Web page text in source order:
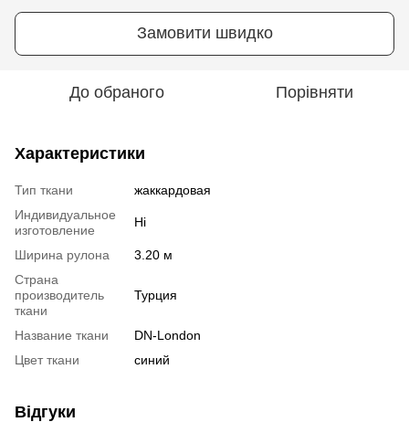
Замовити швидко
До обраного Порівняти
Характеристики
Тип ткани
жаккардовая
Индивидуальное
изготовление
Ні
Ширина рулона
3.20 м
Страна
производитель
ткани
Турция
Название ткани
DN-London
Цвет ткани
синий
Відгуки